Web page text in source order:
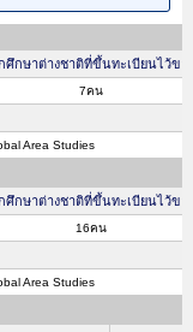
กษาต่างชาติที่ขึ้นทะเบียนไว้ขอ
7คน
Area Studies
กษาต่างชาติที่ขึ้นทะเบียนไว้ขอ
16คน
Area Studies